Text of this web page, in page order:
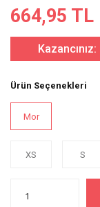
664,95 TL
Kazancınız:
Ürün Seçenekleri
Mor
XS S